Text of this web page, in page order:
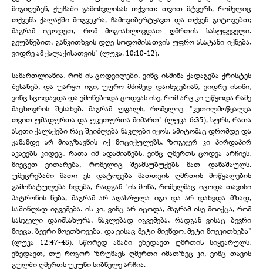
მიგიღებენ, ქუჩაში გამოსვლისას თქვით: თვით მტვერს, რომელიც
თქვენს ქალაქში მოგვეკრა, ჩამოვიბერტყავთ და თქვენ გიტოვებთ;
მაგრამ იცოდეთ, რომ მოგიახლოვდათ ღმრთის სასუფეველი.
გეუბნებით, განკითხვის დღე სოდომისათვის უფრო ასატანი იქნება,
ვიდრე ამ ქალაქისათვის" (ლუკა. 10:10-12).
სამართლიანია, რომ ის ცოდვილები, ვინც ისმინა ქადაგება ქრისტეს
შესახებ, და უარყო იგი, უფრო მძიმედ დაისჯებიან, ვიდრე ისინი,
ვინც სცოდავდა და ემონებოდა ცოდვას ისე, რომ არც კი უწყოდა რამე
მაცხოვრის შესახებ. მაგრამ უფალს, რომელიც "კეთილმოწყალეა
თვით უმადურთა და უკეთურთა მიმართ" (ლუკა 6:35), სურს, რათა
ასეთი ქალაქები რაც შეიძლება ნაკლები იყოს. ამიტომაც დრომდე და
ჟამამდე არ მიაგზავნის იქ მოციქულებს, ზოგჯერ კი პირდაპირ
აკავებს კიდეც, რათა იმ ადამიანებს, ვინც ღმერთს ცოდვა არჩიეს,
მიეცეთ ვითარება, რომელიც შეამსუბუქებს მათ დანაშაულს.
უმეცრებაში მათი ეს დატოვება მათთვის ღმრთის მოწყალების
გამოხატულება ხდება, რადგან "ის მონა, რომელმაც იცოდა თავისი
პატრონის ნება, მაგრამ არ აღასრულა იგი და არ დახვდა მზად,
საშინლად იგვემება. ის კი, ვინც არ იცოდა, მაგრამ ისე მოიქცა, რომ
სასჯელი დაიმსახურა, ნაკლებად იგვემება, რადგან ვისაც ბევრი
მიეცა, ბევრი მოეთხოვება, და ვისაც მეტი მიენდო, მეტი მოეკითხება"
(ლუკა 12:47-48). სწორედ ამაში ვხედავთ ღმრთის სიყვარულს,
ვხედავთ, თუ როგორ ზრუნავს ღმერთი იმათზეც კი, ვინც თავის
გულში ღმერთს უკუნი სიბნელე არჩია.